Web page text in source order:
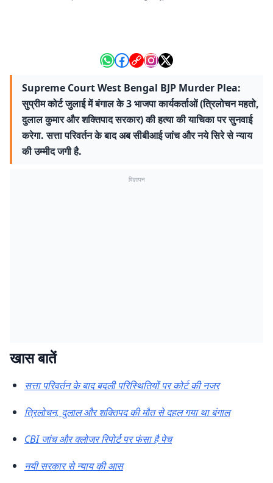
Supreme Court West Bengal BJP Murder Plea:
सुप्रीम कोर्ट जुलाई में बंगाल के 3 भाजपा कार्यकर्ताओं (त्रिलोचन महतो,
दुलाल कुमार और शक्तिपाद सरकार) की हत्या की याचिका पर सुनवाई
करेगा. सत्ता परिवर्तन के बाद अब सीबीआई जांच और नये सिरे से न्याय
की उम्मीद जगी है.
विज्ञापन
खास बातें
सत्ता परिवर्तन के बाद बदली परिस्थितियों पर कोर्ट की नजर
त्रिलोचन, दुलाल और शक्तिपद की मौत से दहल गया था बंगाल
CBI जांच और क्लोजर रिपोर्ट पर फंसा है पेच
नयी सरकार से न्याय की आस